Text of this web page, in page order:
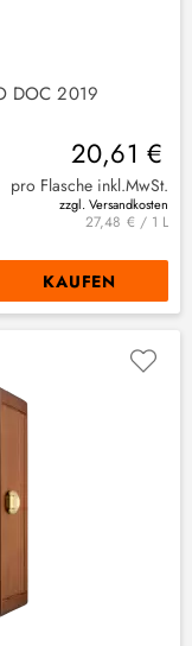
DOC 2019
20,61 €
pro Flasche inkl.MwSt.
zzgl. Versandkosten
27,48 € / 1 L
KAUFEN